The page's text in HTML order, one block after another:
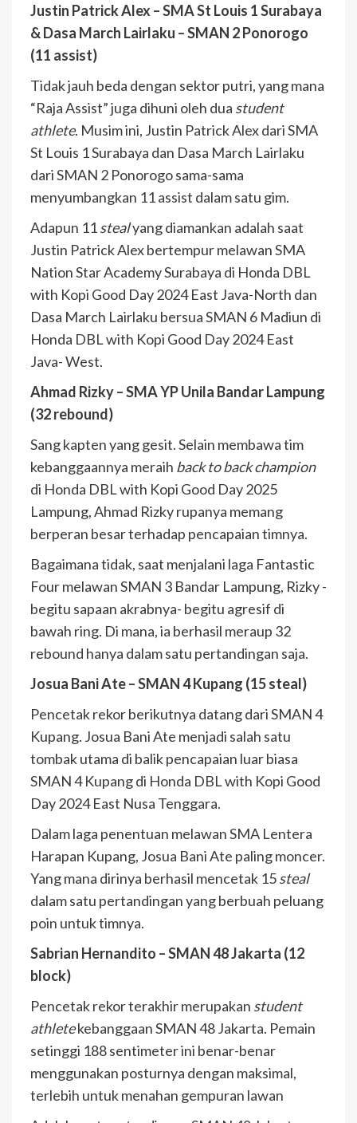
Justin Patrick Alex – SMA St Louis 1 Surabaya
& Dasa March Lairlaku – SMAN 2 Ponorogo
(11 assist)
Tidak jauh beda dengan sektor putri, yang mana
“Raja Assist” juga dihuni oleh dua student
athlete. Musim ini, Justin Patrick Alex dari SMA
St Louis 1 Surabaya dan Dasa March Lairlaku
dari SMAN 2 Ponorogo sama-sama
menyumbangkan 11 assist dalam satu gim.
Adapun 11stealyang diamankan adalah saat
Justin Patrick Alex bertempur melawan SMA
Nation Star Academy Surabaya di Honda DBL
with Kopi Good Day 2024 East Java-North dan
Dasa March Lairlaku bersua SMAN 6 Madiun di
Honda DBL with Kopi Good Day 2024 East
Java- West.
Ahmad Rizky – SMA YP Unila Bandar Lampung
(32 rebound)
Sang kapten yang gesit. Selain membawa tim
kebanggaannya meraih back to back champion
di Honda DBL with Kopi Good Day 2025
Lampung, Ahmad Rizky rupanya memang
berperan besar terhadap pencapaian timnya.
Bagaimana tidak, saat menjalani laga Fantastic
Four melawan SMAN 3 Bandar Lampung, Rizky -
begitu sapaan akrabnya- begitu agresif di
bawah ring. Di mana, ia berhasil meraup 32
rebound hanya dalam satu pertandingan saja.
Josua Bani Ate – SMAN 4 Kupang (15 steal)
Pencetak rekor berikutnya datang dari SMAN 4
Kupang. Josua Bani Ate menjadi salah satu
tombak utama di balik pencapaian luar biasa
SMAN 4 Kupang di Honda DBL with Kopi Good
Day 2024 East Nusa Tenggara.
Dalam laga penentuan melawan SMA Lentera
Harapan Kupang, Josua Bani Ate paling moncer.
Yang mana dirinya berhasil mencetak 15steal
dalam satu pertandingan yang berbuah peluang
poin untuk timnya.
Sabrian Hernandito – SMAN 48 Jakarta (12
block)
Pencetak rekor terakhir merupakan student
athletekebanggaan SMAN 48 Jakarta. Pemain
setinggi 188 sentimeter ini benar-benar
menggunakan posturnya dengan maksimal,
terlebih untuk menahan gempuran lawan